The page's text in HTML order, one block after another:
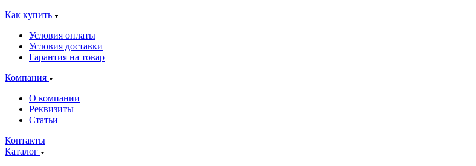
Как купить
Условия оплаты
Условия доставки
Гарантия на товар
Компания
О компании
Реквизиты
Статьи
Контакты
Каталог